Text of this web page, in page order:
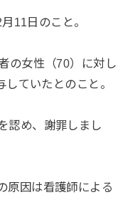
11日のこと。
の女性（70）に対し
していたとのこと。
認め、謝罪しまし
原因は看護師による